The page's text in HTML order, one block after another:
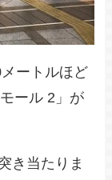
ートルほど
ール 2」が
き当たりま